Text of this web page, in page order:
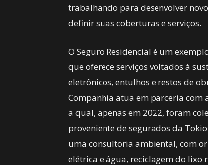
trabalhando para desenvolver
definir suas coberturas e serviços.
O Seguro Residencial é um
que oferece serviços voltados à
eletrônicos, entulhos e restos de
Companhia atua em parceria com
a qual, apenas em 2022, foram
proveniente de segurados da
uma consultoria ambiental, com
elétrica e água, reciclagem do lixo